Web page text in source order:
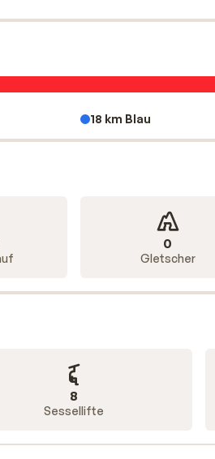
Abfahrten sind größtenteils
das Skifahren lernen. Tolle
18 km Blau
0
Gletscher
8
Sessellifte